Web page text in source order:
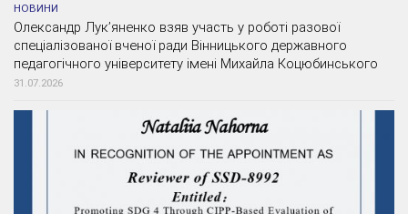
НОВИНИ
Олександр Лук’яненко взяв участь у роботі разової
спеціалізованої вченої ради Вінницького державного
педагогічного університету імені Михайла Коцюбинського
31.07.2026